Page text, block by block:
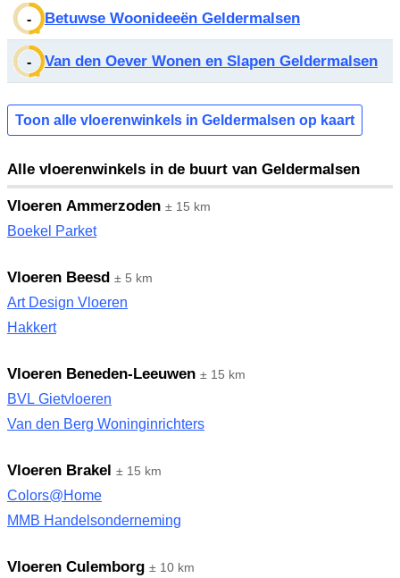
- Betuwse Woonideeën Geldermalsen
- Van den Oever Wonen en Slapen Geldermalsen
Toon alle vloerenwinkels in Geldermalsen op kaart
Alle vloerenwinkels in de buurt van Geldermalsen
Vloeren Ammerzoden ± 15 km
Boekel Parket
Vloeren Beesd ± 5 km
Art Design Vloeren
Hakkert
Vloeren Beneden-Leeuwen ± 15 km
BVL Gietvloeren
Van den Berg Woninginrichters
Vloeren Brakel ± 15 km
Colors@Home
MMB Handelsonderneming
Vloeren Culemborg ± 10 km